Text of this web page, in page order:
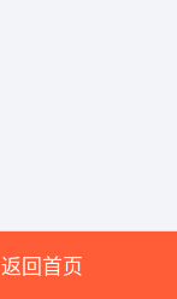
返回首页